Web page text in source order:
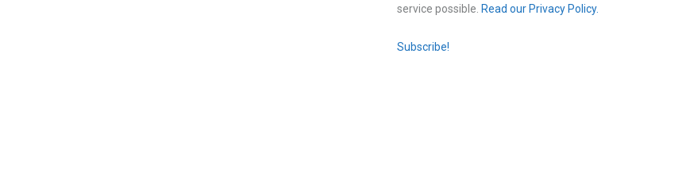
service possible. Read our Privacy Policy.